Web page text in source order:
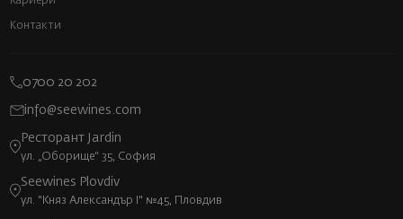
Контакти
0700 20 202
info@seewines.com
Ресторант Jardin
ул. „Оборище“ 35, София
Seewines Plovdiv
ул. "Княз Александър I" №45, Пловдив